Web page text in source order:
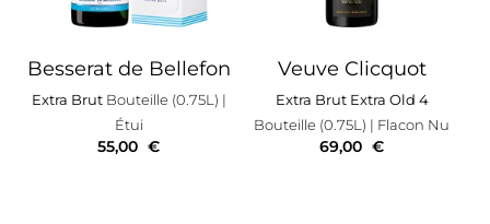
Besserat de Bellefon
Extra BrutBouteille (0.75L) |
Étui
55,00 €
Veuve Clicquot
Extra Brut Extra Old 4
Bouteille (0.75L) | Flacon Nu
69,00 €